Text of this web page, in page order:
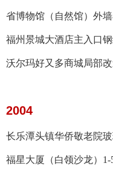
省博物馆（自然馆）外
福州景城大酒店主入口
沃尔玛好又多商城局部
2004
长乐潭头镇华侨敬老院
福星大厦（白领沙龙）